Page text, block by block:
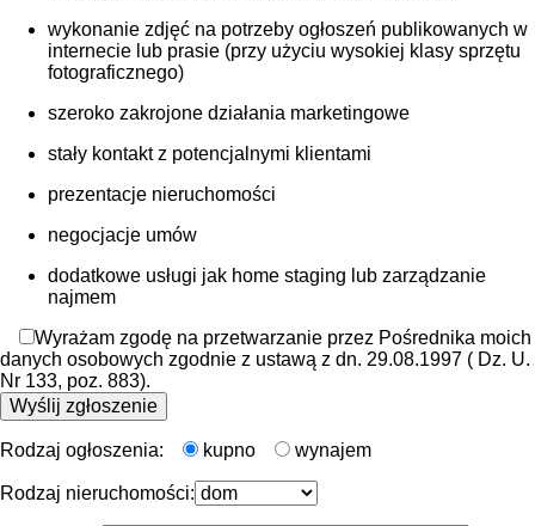
wykonanie zdjęć na potrzeby ogłoszeń publikowanych w
internecie lub prasie (przy użyciu wysokiej klasy sprzętu
fotograficznego)
szeroko zakrojone działania marketingowe
stały kontakt z potencjalnymi klientami
prezentacje nieruchomości
negocjacje umów
dodatkowe usługi jak home staging lub zarządzanie
najmem
Wyrażam zgodę na przetwarzanie przez Pośrednika moich
danych osobowych zgodnie z ustawą z dn. 29.08.1997 ( Dz. U.
Nr 133, poz. 883).
Rodzaj ogłoszenia: kupno wynajem
Rodzaj nieruchomości: